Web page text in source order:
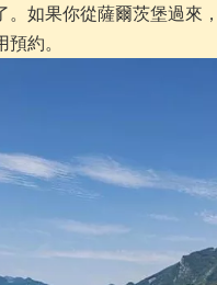
。如果你從薩爾茨堡過來
約。